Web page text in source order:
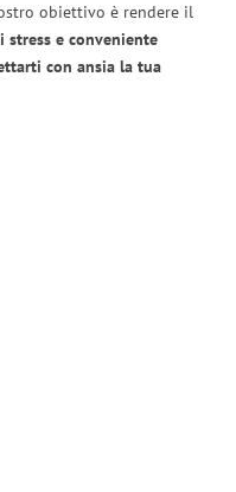
obiettivo è rendere il
e conveniente
con ansia la tua